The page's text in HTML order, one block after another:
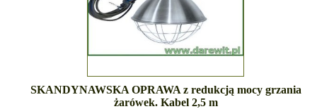
SKANDYNAWSKA OPRAWA z redukcją mocy grzania
żarówek. Kabel 2,5 m